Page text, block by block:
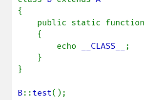
{
    public static function
        echo
__CLASS__
;
}
B::test();